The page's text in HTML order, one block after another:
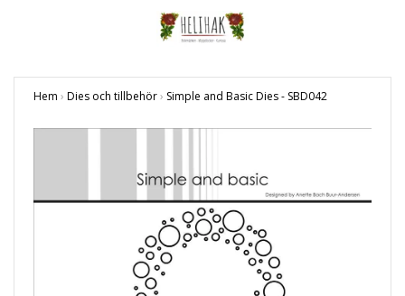
Hem › Dies och tillbehör› Simple and Basic Dies - SBD042